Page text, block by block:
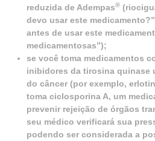
reduzida de Adempas®
devo usar este
antes de usar este
medicamentosas”);
se você toma medicamentos
inibidores da tirosina quinase
do câncer (por exemplo,
toma ciclosporina A, um
prevenir rejeição de órgãos
seu médico verificará sua
podendo ser considerada a